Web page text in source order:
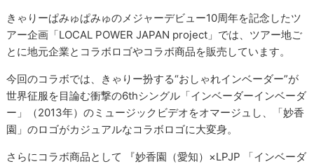
きゃりーぱみゅぱみゅのメジャーデビュー10周年を記念したツ
アー企画「LOCAL POWER JAPAN project」では、ツアー地ご
とに地元企業とコラボロゴやコラボ商品を販売しています。
今回のコラボでは、きゃりー扮する“おしゃれインベーダー”が
世界征服を目論む衝撃の6thシングル「インベーダーインベーダ
ー」（2013年）のミュージックビデオをオマージュし、「妙香
園」のロゴがカジュアルなコラボロゴに大変身。
さらにコラボ商品として 『妙香園（愛知）×LPJP 「インベーダ